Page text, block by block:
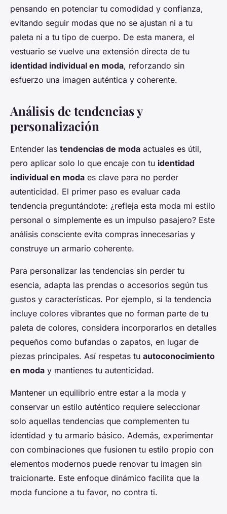
pensando en potenciar tu comodidad y confianza,
evitando seguir modas que no se ajustan ni a tu
paleta ni a tu tipo de cuerpo. De esta manera, el
vestuario se vuelve una extensión directa de tu
identidad individual en moda, reforzando sin
esfuerzo una imagen auténtica y coherente.
Análisis de tendencias y
personalización
Entender las tendencias de moda actuales es útil,
pero aplicar solo lo que encaje con tu identidad
individual en moda es clave para no perder
autenticidad. El primer paso es evaluar cada
tendencia preguntándote: ¿refleja esta moda mi estilo
personal o simplemente es un impulso pasajero? Este
análisis consciente evita compras innecesarias y
construye un armario coherente.
Para personalizar las tendencias sin perder tu
esencia, adapta las prendas o accesorios según tus
gustos y características. Por ejemplo, si la tendencia
incluye colores vibrantes que no forman parte de tu
paleta de colores, considera incorporarlos en detalles
pequeños como bufandas o zapatos, en lugar de
piezas principales. Así respetas tu autoconocimiento
en moda y mantienes tu autenticidad.
Mantener un equilibrio entre estar a la moda y
conservar un estilo auténtico requiere seleccionar
solo aquellas tendencias que complementen tu
identidad y tu armario básico. Además, experimentar
con combinaciones que fusionen tu estilo propio con
elementos modernos puede renovar tu imagen sin
traicionarte. Este enfoque dinámico facilita que la
moda funcione a tu favor, no contra ti.